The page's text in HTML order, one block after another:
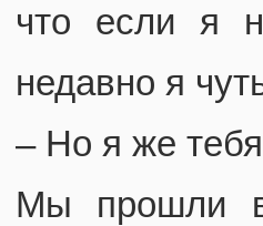
что если я
недавно я
– Но я же
Мы прошли